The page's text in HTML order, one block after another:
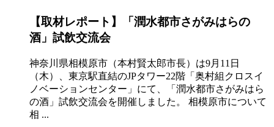
【取材レポート】「潤水都市さがみはらの
酒」試飲交流会
神奈川県相模原市（本村賢太郎市長）は9月11日
（木）、東京駅直結のJPタワー22階「奥村組クロスイ
ノベーションセンター」にて、「潤水都市さがみはら
の酒」試飲交流会を開催しました。 相模原市について
相 ...